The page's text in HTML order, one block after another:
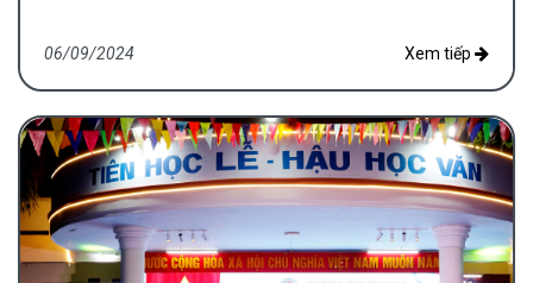
06/09/2024 Xem tiếp